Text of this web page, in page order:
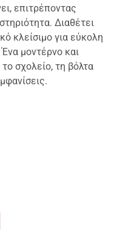
επιτρέποντας
Διαθέτει
κλείσιμο για εύκολη
μοντέρνο και
σχολείο, τη βόλτα